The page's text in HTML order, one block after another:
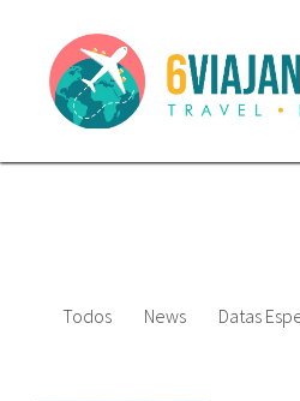
Todos News Datas